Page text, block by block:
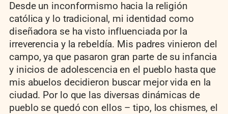
Desde un inconformismo hacia la religión
católica y lo tradicional, mi identidad como
diseñadora se ha visto influenciada por la
irreverencia y la rebeldía. Mis padres vinieron del
campo, ya que pasaron gran parte de su infancia
y inicios de adolescencia en el pueblo hasta que
mis abuelos decidieron buscar mejor vida en la
ciudad. Por lo que las diversas dinámicas de
pueblo se quedó con ellos – tipo, los chismes, el